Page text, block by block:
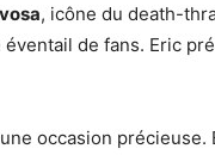
, icône du death-
de fans. Eric
occasion